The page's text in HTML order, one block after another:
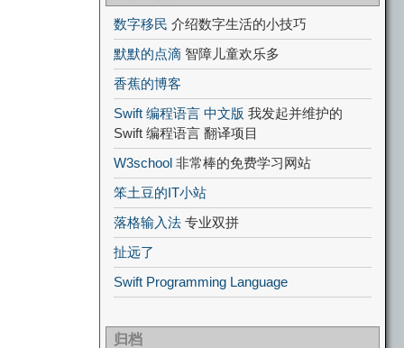
数字移民 介绍数字生活的小技巧
默默的点滴 智障儿童欢乐多
香蕉的博客
Swift 编程语言 中文版 我发起并维护的
Swift 编程语言 翻译项目
W3school 非常棒的免费学习网站
笨土豆的IT小站
落格输入法 专业双拼
扯远了
Swift Programming Language
归档